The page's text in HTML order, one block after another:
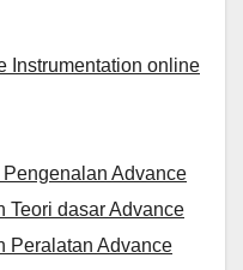
Instrumentation online
Advance
Teori dasar Advance
Peralatan Advance